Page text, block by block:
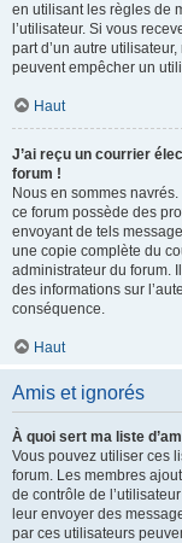
en utilisant les règles de
l’utilisateur. Si vous
part d’un autre
peuvent empêcher un
Haut
J’ai reçu un courrier
forum !
Nous en sommes
ce forum possède des
envoyant de tels
une copie complète du
administrateur du forum.
des informations sur
conséquence.
Haut
Amis et ignorés
À quoi sert ma liste
Vous pouvez utiliser ces
forum. Les membres
de contrôle de
leur envoyer des
par ces utilisateurs